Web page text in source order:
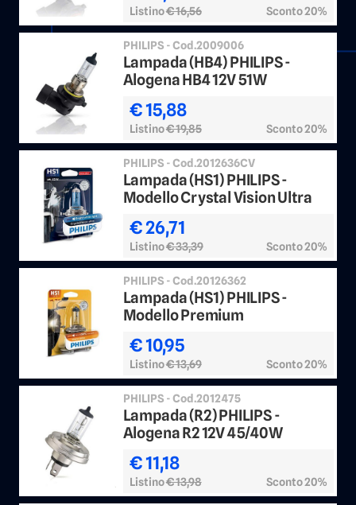
Listino€ 16,56 Sconto 20%
PHILIPS - Cod.2009006
Lampada (HB4) PHILIPS -
Alogena HB4 12V 51W
€ 15,88
Listino€ 19,85 Sconto 20%
PHILIPS - Cod.2012636CV
Lampada (HS1) PHILIPS -
Modello Crystal Vision Ultra
€ 26,71
Listino€ 33,39 Sconto 20%
PHILIPS - Cod.20126362
Lampada (HS1) PHILIPS -
Modello Premium
€ 10,95
Listino€ 13,69 Sconto 20%
PHILIPS - Cod.2012475
Lampada (R2) PHILIPS -
Alogena R2 12V 45/40W
€ 11,18
Listino€ 13,98 Sconto 20%